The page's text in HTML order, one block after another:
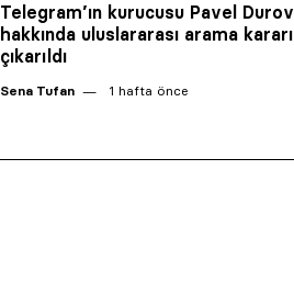
Telegram’ın kurucusu Pavel Durov
hakkında uluslararası arama kararı
çıkarıldı
Sena Tufan 1 hafta önce